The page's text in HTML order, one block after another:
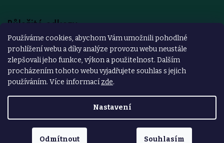
Používáme cookies, abychom Vám umožnili pohodlné
prohlížení webu a díky analýze provozu webu neustále
zlepšovali jeho funkce, výkon a použitelnost. Dalším
procházením tohoto webu vyjadřujete souhlas s jejich
používáním. Více informací zde.
Nastavení
Odmítnout Souhlasím
Důležité odkazy
Reklamace a vrácení zboží
Obchodní podmínky
Podmínky ochrany osobních údajů